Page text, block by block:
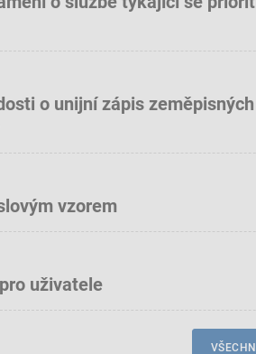
o unijní zápis
vzorem
uživatele